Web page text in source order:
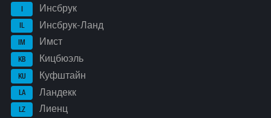
I Инсбрук
IL Инсбрук-Ланд
IM Имст
KB Кицбюэль
KU Куфштайн
LA Ландекк
LZ Лиенц